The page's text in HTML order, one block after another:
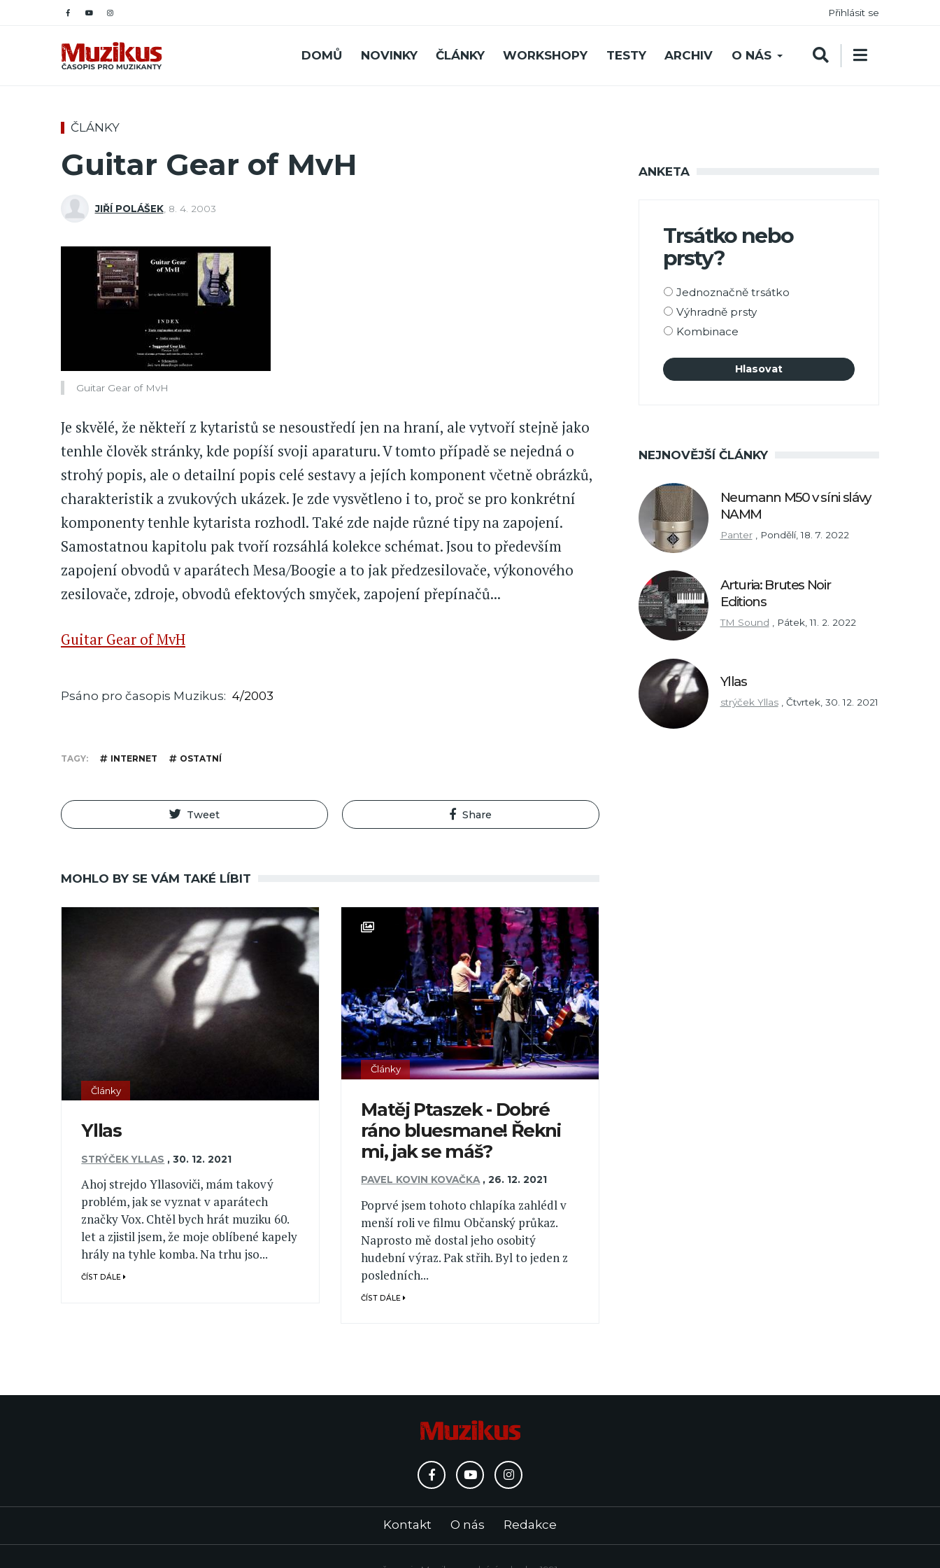
Přihlásit se
DOMŮ NOVINKY ČLÁNKY WORKSHOPY TESTY ARCHIV O NÁS
ČLÁNKY
Guitar Gear of MvH
JIŘÍ POLÁŠEK, 8. 4. 2003
Guitar Gear of MvH
Je skvělé, že někteří z kytaristů se nesoustředí jen na hraní, ale vytvoří stejně jako
tenhle člověk stránky, kde popíší svoji aparaturu. V tomto případě se nejedná o
strohý popis, ale o detailní popis celé sestavy a jejích komponent včetně obrázků,
charakteristik a zvukových ukázek. Je zde vysvětleno i to, proč se pro konkrétní
komponenty tenhle kytarista rozhodl. Také zde najde různé tipy na zapojení.
Samostatnou kapitolu pak tvoří rozsáhlá kolekce schémat. Jsou to především
zapojení obvodů v aparátech Mesa/Boogie a to jak předzesilovače, výkonového
zesilovače, zdroje, obvodů efektových smyček, zapojení přepínačů...
Guitar Gear of MvH
Psáno pro časopis Muzikus 4/2003
TAGY INTERNET OSTATNÍ
Tweet Share
MOHLO BY SE VÁM TAKÉ LÍBIT
Články
Yllas
STRÝČEK YLLAS ,30. 12. 2021
Ahoj strejdo Yllasoviči, mám takový
problém, jak se vyznat v aparátech
značky Vox. Chtěl bych hrát muziku 60.
let a zjistil jsem, že moje oblíbené kapely
hrály na tyhle komba. Na trhu jso...
ČÍST DÁLE
Články
Matěj Ptaszek - Dobré
ráno bluesmane! Řekni
mi, jak se máš?
PAVEL KOVIN KOVAČKA ,26. 12. 2021
Poprvé jsem tohoto chlapíka zahlédl v
menší roli ve filmu Občanský průkaz.
Naprosto mě dostal jeho osobitý
hudební výraz. Pak střih. Byl to jeden z
posledních...
ČÍST DÁLE
ANKETA
Trsátko nebo
prsty?
Možnosti
výběru
Jednoznačně trsátko
Výhradně prsty
Kombinace
NEJNOVĚJŠÍ ČLÁNKY
Neumann M50 v síni slávy
NAMM
Panter Pondělí, 18. 7. 2022
Arturia: Brutes Noir
Editions
TM Sound , Pátek, 11. 2. 2022
Yllas
strýček Yllas Čtvrtek, 30. 12. 2021
Kontakt O nás Redakce